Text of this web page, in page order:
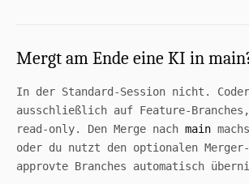
Mergt am Ende eine KI in
In der Standard-Session nicht.
ausschließlich auf Feature-
read-only. Den Merge nach main
oder du nutzt den optionalen
approvte Branches automatisch